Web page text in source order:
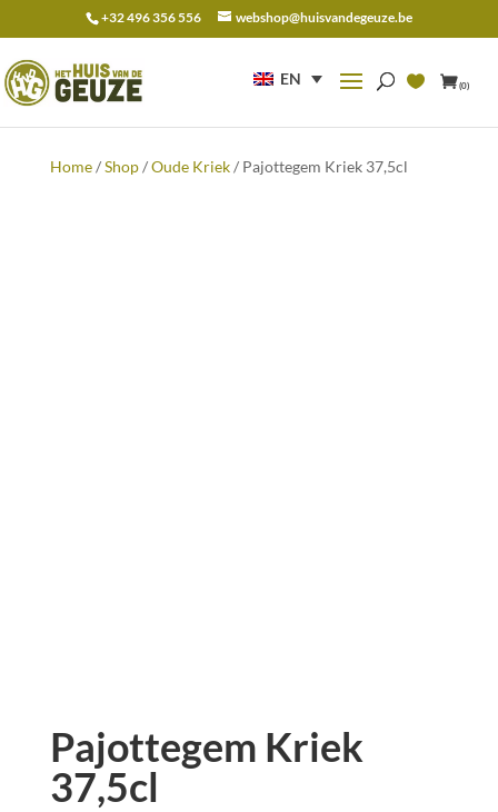
+32 496 356 556 webshop@huisvandegeuze.be
EN (0)
for:
Home/Shop/Oude Kriek/ Pajottegem Kriek 37,5cl
Pajottegem Kriek
37,5cl